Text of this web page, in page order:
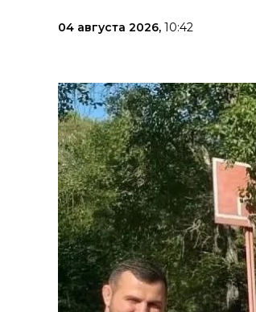
04 августа 2026, 10:42